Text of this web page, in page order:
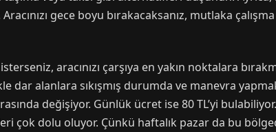
gece boyu bırakacaksanız, mutlaka
aracınızı çarşıya en yakın noktalara
alanlara sıkışmış durumda ve manevra
değişiyor. Günlük ücret ise 80 TL’yi
çok dolu oluyor. Çünkü haftalık pazar da bu